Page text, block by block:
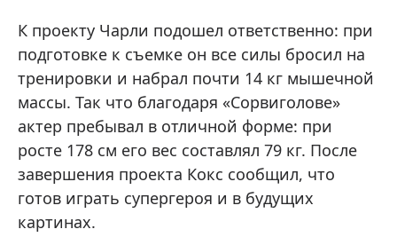
К проекту Чарли подошел ответственно: при
подготовке к съемке он все силы бросил на
тренировки и набрал почти 14 кг мышечной
массы. Так что благодаря «Сорвиголове»
актер пребывал в отличной форме: при
росте 178 см его вес составлял 79 кг. После
завершения проекта Кокс сообщил, что
готов играть супергероя и в будущих
картинах.